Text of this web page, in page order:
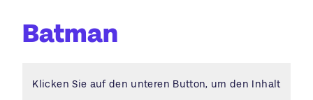
Batman
Klicken Sie auf den unteren Button, um den Inhalt